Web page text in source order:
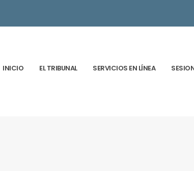
INICIO EL TRIBUNAL SERVICIOS EN LÍNEA